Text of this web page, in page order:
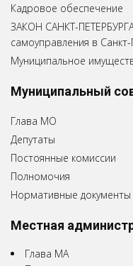
Кадровое обеспечение
ЗАКОН САНКТ-
самоуправления в
Муниципальное
Муниципальный
Глава МО
Депутаты
Постоянные комиссии
Полномочия
Нормативные документы
Местная
Глава МА